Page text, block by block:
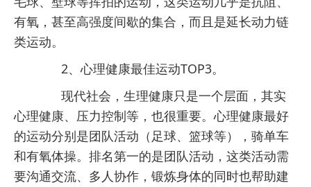
有氧，甚至高强度间歇的集合，而且是延长动力链
类运动。
2、心理健康最佳运动TOP3。
现代社会，生理健康只是一个层面，其实
心理健康、压力控制等，也很重要。心理健康最好
的运动分别是团队活动（足球、篮球等），骑单车
和有氧体操。排名第一的是团队活动，这类活动需
要沟通交流、多人协作，锻炼身体的同时也帮助建